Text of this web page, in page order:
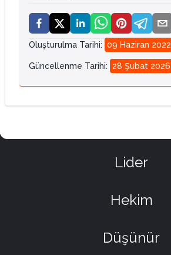
Oluşturulma Tarihi: 09 Haziran 2022
Güncellenme Tarihi: 28 Şubat 2026
Lider
Hekim
Düşünür